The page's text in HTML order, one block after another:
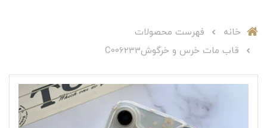
خانه
فهرست محصولات
قاب مات خرس و خرگوشC006233